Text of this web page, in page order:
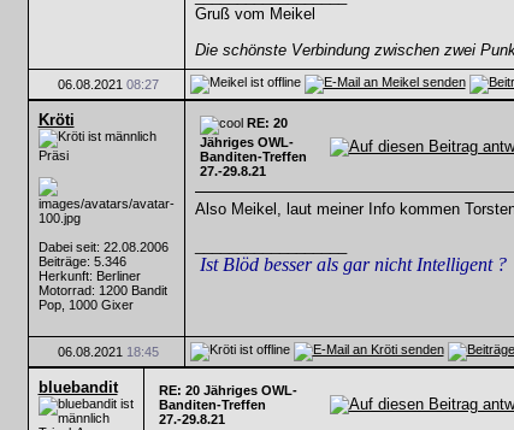
Gruß vom Meikel
Die schönste Verbindung zwischen zwei
06.08.2021 08:27
Kröti
Präsi
Dabei seit: 22.08.2006
Beiträge: 5.346
Herkunft: Berliner
Motorrad: 1200 Bandit
Pop, 1000 Gixer
RE: 20
Jähriges OWL-
Banditen-Treffen
27.-29.8.21
Also Meikel, laut meiner Info kommen
Ist Blöd besser als gar nicht Intelligent ?
06.08.2021 18:45
bluebandit
RE: 20 Jähriges OWL-
Banditen-Treffen
27.-29.8.21